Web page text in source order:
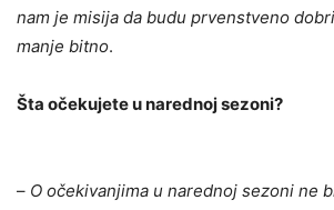
nam je misija da budu prvenstveno
manje bitno.
Šta očekujete u narednoj sezoni?
– O očekivanjima u narednoj sezoni ne